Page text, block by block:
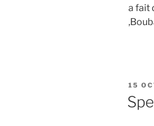
a fait
LE
15